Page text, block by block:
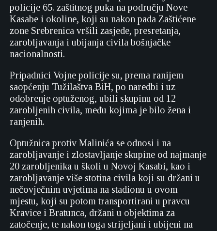
policije 65. zaštitnog puka na području Nove
Kasabe i okoline, koji su nakon pada Zaštićene
zone Srebrenica vršili zasjede, presretanja,
zarobljavanja i ubijanja civila bošnjačke
nacionalnosti.
Pripadnici Vojne policije su, prema ranijem
saopćenju Tužilaštva BiH, po naredbi i uz
odobrenje optuženog, ubili skupinu od 12
zarobljenih civila, među kojima je bilo žena i
ranjenih.
Optužnica protiv Malinića se odnosi i na
zarobljavanje i zlostavljanje skupine od najmanje
20 zarobljenika u školi u Novoj Kasabi, kao i
zarobljavanje više stotina civila koji su držani u
nečovječnim uvjetima na stadionu u ovom
mjestu, koji su potom transportirani u pravcu
Kravice i Bratunca, držani u objektima za
zatočenje, te nakon toga strijeljani i ubijeni na